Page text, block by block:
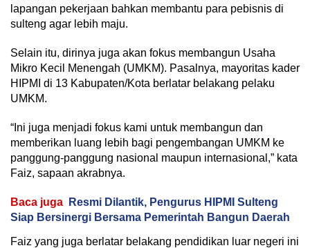
lapangan pekerjaan bahkan membantu para pebisnis di
sulteng agar lebih maju.
Selain itu, dirinya juga akan fokus membangun Usaha
Mikro Kecil Menengah (UMKM). Pasalnya, mayoritas kader
HIPMI di 13 Kabupaten/Kota berlatar belakang pelaku
UMKM.
“Ini juga menjadi fokus kami untuk membangun dan
memberikan luang lebih bagi pengembangan UMKM ke
panggung-panggung nasional maupun internasional,” kata
Faiz, sapaan akrabnya.
Baca juga
Resmi Dilantik, Pengurus HIPMI Sulteng
Siap Bersinergi Bersama Pemerintah Bangun Daerah
Faiz yang juga berlatar belakang pendidikan luar negeri ini